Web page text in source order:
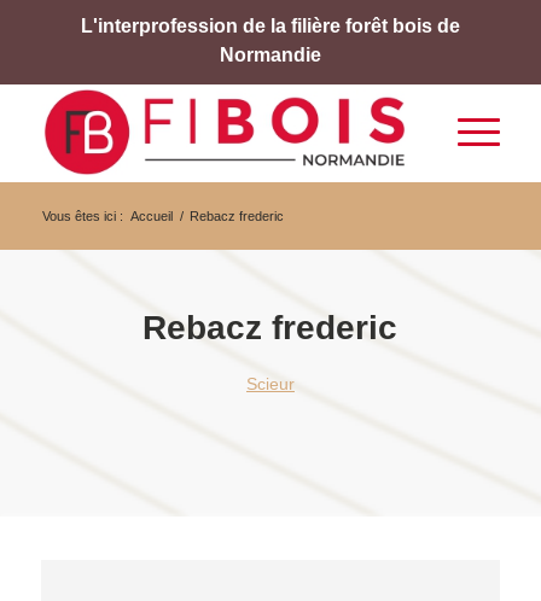
L'interprofession de la filière forêt bois de
Normandie
Vous êtes ici : Accueil / Rebacz frederic
Rebacz frederic
Scieur